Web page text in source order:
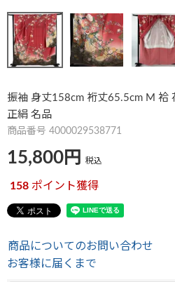
振袖 身丈158cm 裄丈65.5cm M 袷
正絹 名品
商品番号 4000029538771
15,800 税込
158 ポイント獲得
商品についてのお問い合わせ
お客様に届くまで